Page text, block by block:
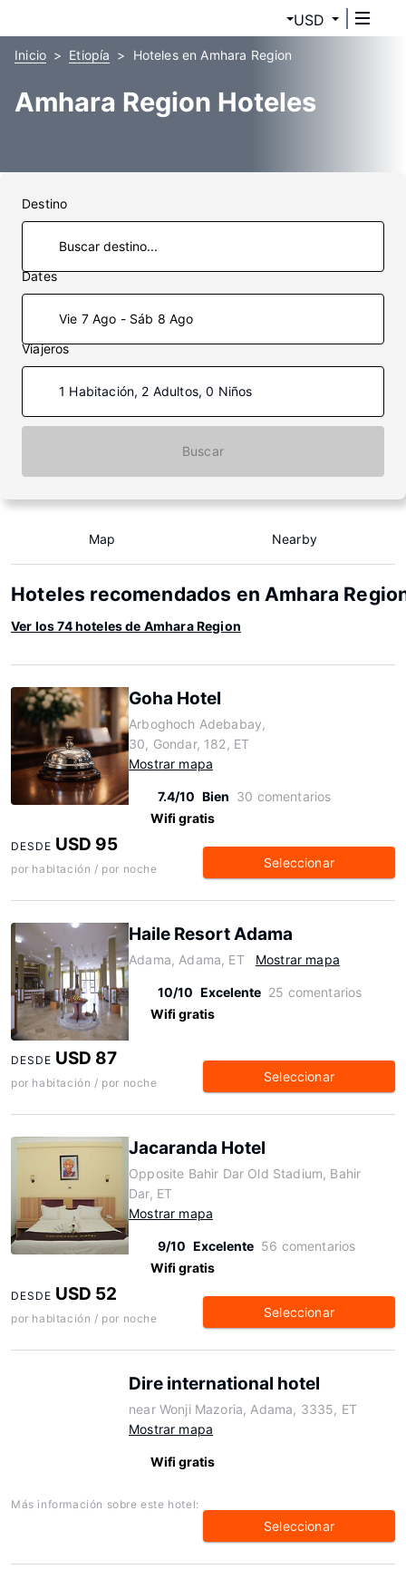
USD
Inicio Etiopía Hoteles en Amhara Region
Amhara Region Hoteles
Destino
Dates
Vie 7 Ago - Sáb 8 Ago
Viajeros
1 Habitación, 2 Adultos, 0 Niños
Buscar
Map Nearby
Hoteles recomendados en Amhara
Ver los 74 hoteles de Amhara Region
Goha Hotel
Arboghoch Adebabay,
30, Gondar, 182, ET
Mostrar mapa
7.4/10 Bien 30 comentarios
Wifi gratis
DESDE USD 95
por habitación / por noche Seleccionar
Haile Resort Adama
Adama, Adama, ET Mostrar mapa
10/10 Excelente 25 comentarios
Wifi gratis
DESDE USD 87
por habitación / por noche Seleccionar
Jacaranda Hotel
Opposite Bahir Dar Old Stadium, Bahir
Dar, ET
Mostrar mapa
9/10 Excelente 56 comentarios
Wifi gratis
DESDE USD 52
por habitación / por noche Seleccionar
Dire international hotel
near Wonji Mazoria, Adama, 3335, ET
Mostrar mapa
Wifi gratis
Más información sobre este hotel:
Seleccionar